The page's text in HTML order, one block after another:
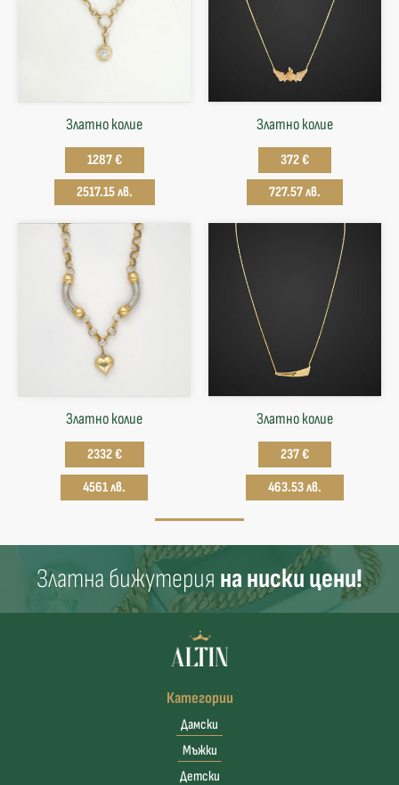
Златно колие
1287 €
2517.15 лв.
Златнo колие
372 €
727.57 лв.
Златно колие
2332 €
4561 лв.
Златнo колие
237 €
463.53 лв.
Златна бижутерия на ниски цени!
Категории
Дамски
Мъжки
Детски